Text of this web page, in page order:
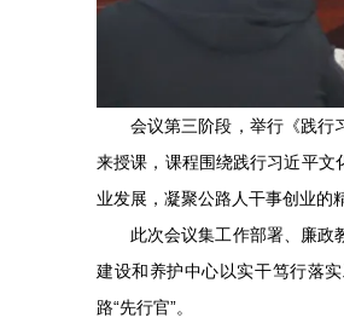
会议第三阶段，举行《践行习
来授课，课程围绕践行习近平文
业发展，凝聚公路人干事创业的
此次会议集工作部署、廉政教
建设和养护中心以实干笃行落
路“先行官”。